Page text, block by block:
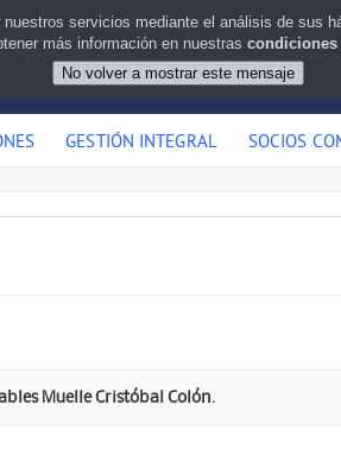
GESTIÓN INTEGRAL SOCIOS
Muelle Cristóbal Colón.
servicios mediante el análisis de sus
más información en nuestras condiciones